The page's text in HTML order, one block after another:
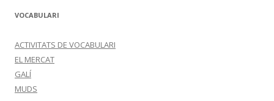
VOCABULARI
ACTIVITATS DE VOCABULARI
EL MERCAT
GALÍ
MUDS